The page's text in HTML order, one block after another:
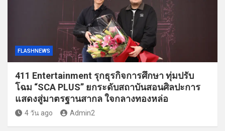
FLASHNEWS
411 Entertainment รุกธุรกิจการศึกษา ทุ่มปรับ
โฉม “SCA PLUS” ยกระดับสถาบันสอนศิลปะการ
แสดงสู่มาตรฐานสากล ใจกลางทองหล่อ
4 วัน ago Admin2